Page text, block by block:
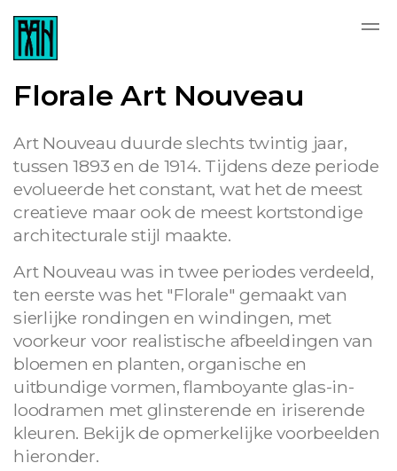
Florale Art Nouveau
Art Nouveau duurde slechts twintig jaar,
tussen 1893 en de 1914. Tijdens deze periode
evolueerde het constant, wat het de meest
creatieve maar ook de meest kortstondige
architecturale stijl maakte.
Art Nouveau was in twee periodes verdeeld,
ten eerste was het "Florale" gemaakt van
sierlijke rondingen en windingen, met
voorkeur voor realistische afbeeldingen van
bloemen en planten, organische en
uitbundige vormen, flamboyante glas-in-
loodramen met glinsterende en iriserende
kleuren. Bekijk de opmerkelijke voorbeelden
hieronder.